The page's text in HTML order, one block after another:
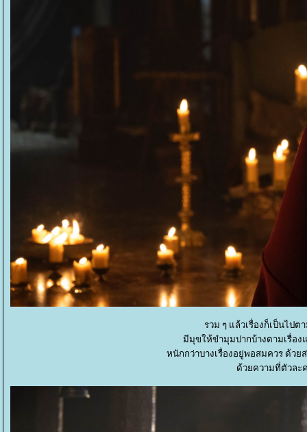
รวม ๆ แล้วเรื่องก็เป็นไปต
มีมุขให้ขำมุมปากบ้างตามเรื่อง
หนักกว่าบางเรื่องอยู่พอสมควร ด้วย
ด้วยความที่ตัวละ